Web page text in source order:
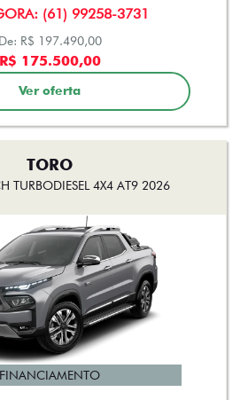
(61) 99258-3731
De: R$ 197.490,00
R$ 175.500,00
Ver oferta
TORO
TURBODIESEL 4X4 AT9 2026
FINANCIAMENTO